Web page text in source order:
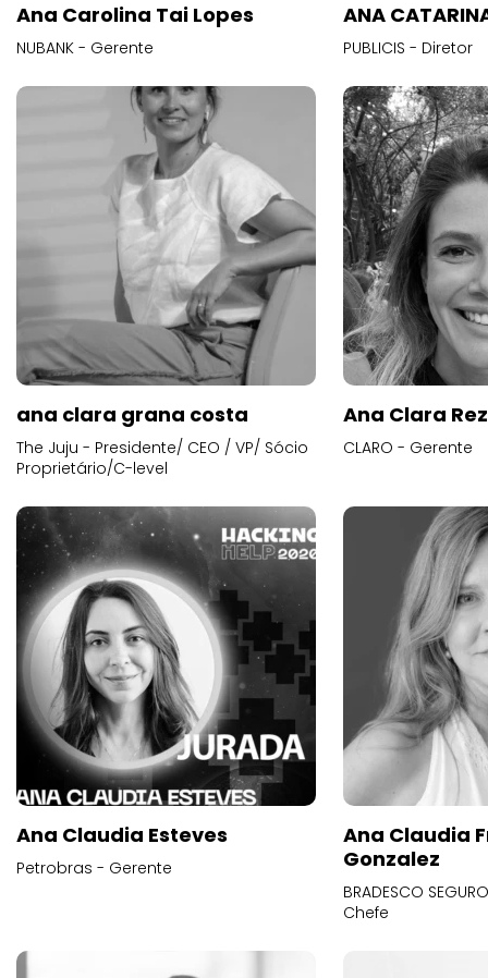
Ana Carolina Tai Lopes
NUBANK - Gerente
ANA
PUBLICIS - Diretor
ana clara grana costa
The Juju - Presidente/ CEO / VP/ Sócio
Proprietário/C-level
Ana Clara
CLARO - Gerente
Ana Claudia Esteves
Petrobras - Gerente
Ana Claudia
Gonzalez
BRADESCO
Chefe